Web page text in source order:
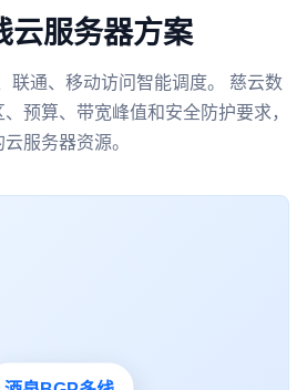
云服务器方案
联通、移动访问智能调度。 慈云数
预算、带宽峰值和安全防护要求，
服务器资源。